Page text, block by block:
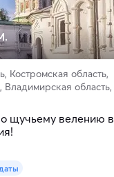
Костромская область,
Владимирская область,
щучьему велению в